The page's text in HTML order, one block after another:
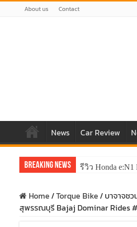
About us Contact
News Car Review
Breaking News รีวิว Honda
Home/Torque Bike/ บาจาจช
สุพรรณบุรี Bajaj Dominar Rides